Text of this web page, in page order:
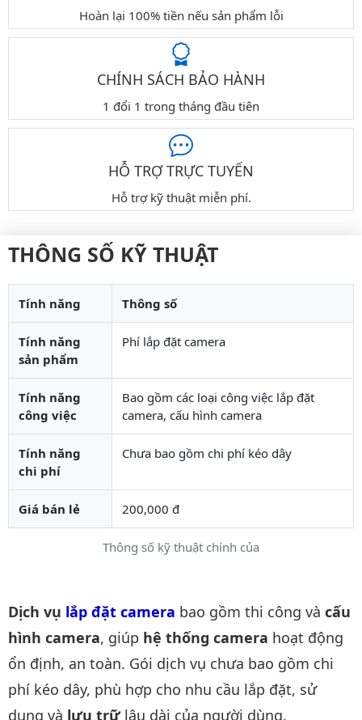
Hoàn lại 100% tiền nếu sản phẩm lỗi
CHÍNH SÁCH BẢO HÀNH
1 đổi 1 trong tháng đầu tiên
HỖ TRỢ TRỰC TUYẾN
Hỗ trợ kỹ thuật miễn phí.
THÔNG SỐ KỸ THUẬT
Thông số kỹ thuật chính của
Tính năng Thông số
Tính năng
sản phẩm
Phí lắp đặt camera
Tính năng
công việc
Bao gồm các loại công việc lắp đặt
camera, cấu hình camera
Tính năng
chi phí
Chưa bao gồm chi phí kéo dây
Giá bán lẻ 200,000 đ
Mô tả chi tiết sản phẩm
Dịch vụ lắp đặt camera bao gồm thi công và cấu
hình camera, giúp hệ thống camera hoạt động
ổn định, an toàn. Gói dịch vụ chưa bao gồm chi
phí kéo dây, phù hợp cho nhu cầu lắp đặt, sử
dụng và lưu trữlâu dài của người dùng.